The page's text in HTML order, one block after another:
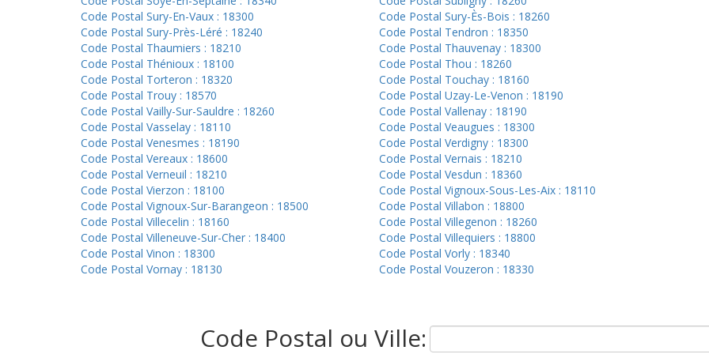
Code Postal Sury-En-Vaux : 18300
Code Postal Sury-Ès-Bois : 18260
Code Postal Sury-Près-Léré : 18240
Code Postal Tendron : 18350
Code Postal Thaumiers : 18210
Code Postal Thauvenay : 18300
Code Postal Thénioux : 18100
Code Postal Thou : 18260
Code Postal Torteron : 18320
Code Postal Touchay : 18160
Code Postal Trouy : 18570
Code Postal Uzay-Le-Venon : 18190
Code Postal Vailly-Sur-Sauldre : 18260
Code Postal Vallenay : 18190
Code Postal Vasselay : 18110
Code Postal Veaugues : 18300
Code Postal Venesmes : 18190
Code Postal Verdigny : 18300
Code Postal Vereaux : 18600
Code Postal Vernais : 18210
Code Postal Verneuil : 18210
Code Postal Vesdun : 18360
Code Postal Vierzon : 18100
Code Postal Vignoux-Sous-Les-Aix : 18110
Code Postal Vignoux-Sur-Barangeon : 18500
Code Postal Villabon : 18800
Code Postal Villecelin : 18160
Code Postal Villegenon : 18260
Code Postal Villeneuve-Sur-Cher : 18400
Code Postal Villequiers : 18800
Code Postal Vinon : 18300
Code Postal Vorly : 18340
Code Postal Vornay : 18130
Code Postal Vouzeron : 18330
Code Postal ou Ville: